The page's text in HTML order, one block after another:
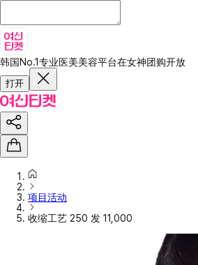
韩国No.1专业医美美容平台在女神团购开放
打开
项目活动
收缩工艺 250 发 11,000